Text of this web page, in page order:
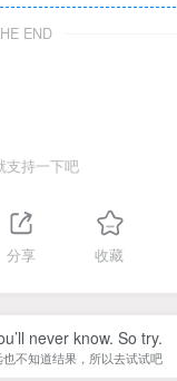
END
支持一下吧
分享 收藏
never know. So try.
不知道结果，所以去试试吧